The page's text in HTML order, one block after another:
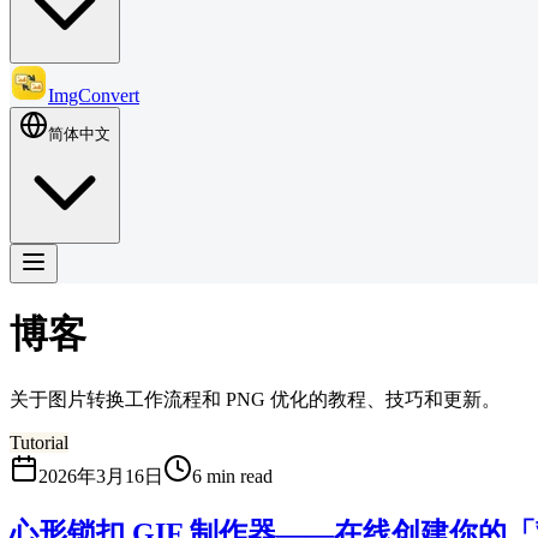
ImgConvert
简体中文
博客
关于图片转换工作流程和 PNG 优化的教程、技巧和更新。
Tutorial
2026年3月16日
6 min read